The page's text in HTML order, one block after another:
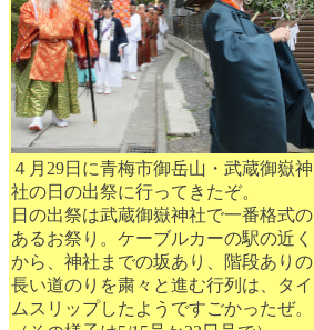
４月29日に青梅市御岳山・武蔵御嶽神
社の日の出祭に行ってきたぞ。
日の出祭は武蔵御嶽神社で一番格式の
あるお祭り。ケーブルカーの駅の近く
から、神社までの坂あり、階段ありの
長い道のりを粛々と進む行列は、タイ
ムスリップしたようですごかったぜ。